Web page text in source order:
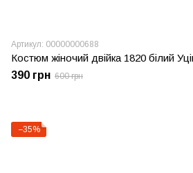
Артикул: 00000000688
Костюм жіночий двійка 1820 білий
390 грн 600 грн
−35%